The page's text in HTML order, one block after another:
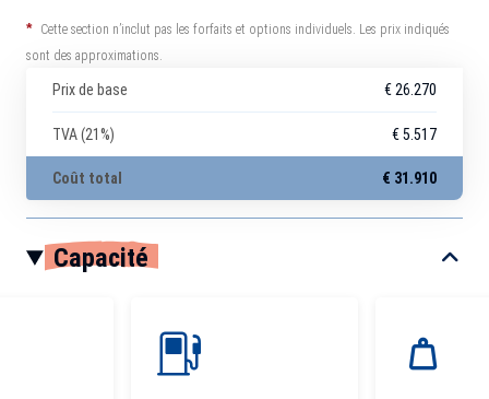
*
Cette section n’inclut pas les forfaits et options individuels. Les prix indiqués
sont des approximations.
Prix de base € 26.270
TVA (21%) € 5.517
Coût total € 31.910
Capacité